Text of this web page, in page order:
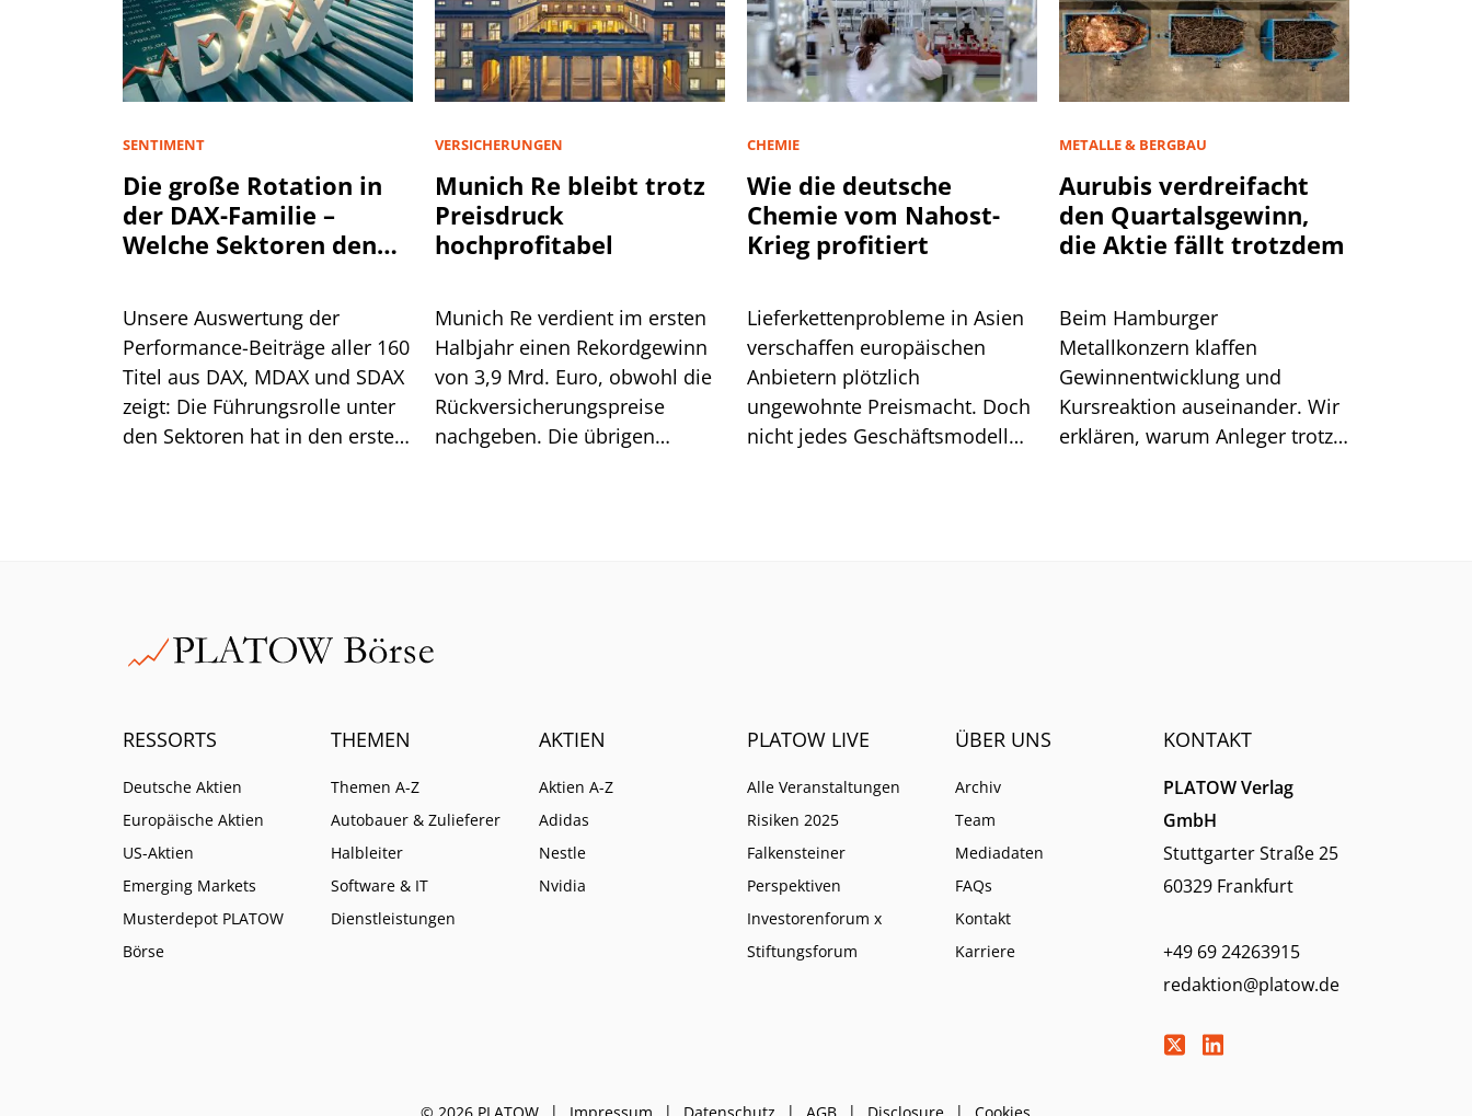
SENTIMENT
Die große Rotation in
der DAX-Familie –
Welche Sektoren den
Unsere Auswertung der
Performance-Beiträge aller 160
Titel aus DAX, MDAX und SDAX
zeigt: Die Führungsrolle unter
den Sektoren hat in den ersten
VERSICHERUNGEN
Munich Re bleibt trotz
Preisdruck
hochprofitabel
Munich Re verdient im ersten
Halbjahr einen Rekordgewinn
von 3,9 Mrd. Euro, obwohl die
Rückversicherungspreise
nachgeben. Die übrigen
CHEMIE
Wie die deutsche
Chemie vom Nahost-
Krieg profitiert
Lieferkettenprobleme in Asien
verschaffen europäischen
Anbietern plötzlich
ungewohnte Preismacht. Doch
nicht jedes Geschäftsmodell
METALLE & BERGBAU
Aurubis verdreifacht
den Quartalsgewinn,
die Aktie fällt trotzdem
Beim Hamburger
Metallkonzern klaffen
Gewinnentwicklung und
Kursreaktion auseinander. Wir
erklären, warum Anleger trotz
RESSORTS
Deutsche Aktien
Europäische Aktien
US-Aktien
Emerging Markets
Musterdepot PLATOW
Börse
THEMEN
Themen A-Z
Autobauer & Zulieferer
Halbleiter
Software & IT
Dienstleistungen
AKTIEN
Aktien A-Z
Adidas
Nestle
Nvidia
PLATOW LIVE
Alle Veranstaltungen
Risiken 2025
Falkensteiner
Perspektiven
Investorenforum x
Stiftungsforum
ÜBER UNS
Archiv
Team
Mediadaten
FAQs
Kontakt
Karriere
KONTAKT
PLATOW Verlag
GmbH
Stuttgarter Straße 25
60329 Frankfurt
+49 69 24263915
redaktion@platow.de